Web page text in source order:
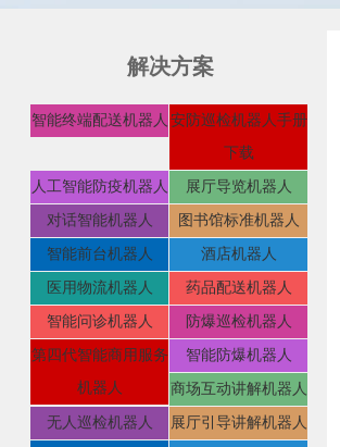
解决方案
智能终端配送机器人 安防巡检机器人手册
下载
人工智能防疫机器人 展厅导览机器人
对话智能机器人 图书馆标准机器人
智能前台机器人 酒店机器人
医用物流机器人 药品配送机器人
智能问诊机器人 防爆巡检机器人
第四代智能商用服务
机器人
智能防爆机器人
商场互动讲解机器人
无人巡检机器人 展厅引导讲解机器人